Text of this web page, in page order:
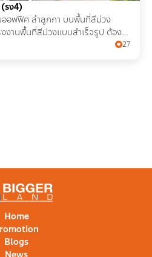
รง4)
ออฟฟิศ ลำลูกกา บนพื้นที่สีม่วง
งานพื้นที่สีม่วงแบบสำเร็จรูป ต้องรู้
ญาต รง.4
27
Home
Blogs